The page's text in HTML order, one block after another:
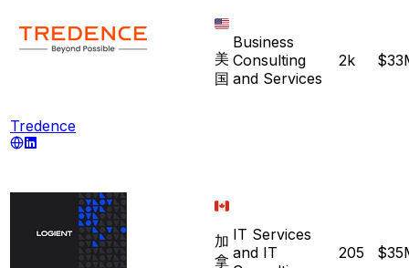
Tredence
美
国
Business
Consulting
and Services
2k
加
拿
IT Services
and IT
205